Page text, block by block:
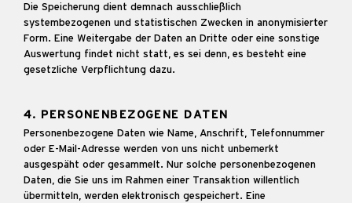
Die Speicherung dient demnach ausschließlich
systembezogenen und statistischen Zwecken in anonymisierter
Form. Eine Weitergabe der Daten an Dritte oder eine sonstige
Auswertung findet nicht statt, es sei denn, es besteht eine
gesetzliche Verpflichtung dazu.
4. PERSONENBEZOGENE DATEN
Personenbezogene Daten wie Name, Anschrift, Telefonnummer
oder E-Mail-Adresse werden von uns nicht unbemerkt
ausgespäht oder gesammelt. Nur solche personenbezogenen
Daten, die Sie uns im Rahmen einer Transaktion willentlich
übermitteln, werden elektronisch gespeichert. Eine